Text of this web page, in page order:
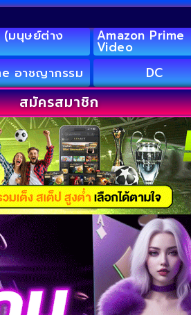
(มนุษย์ต่าง Amazon Prime
Video
อาชญากรรม DC
สมัครสมาชิก